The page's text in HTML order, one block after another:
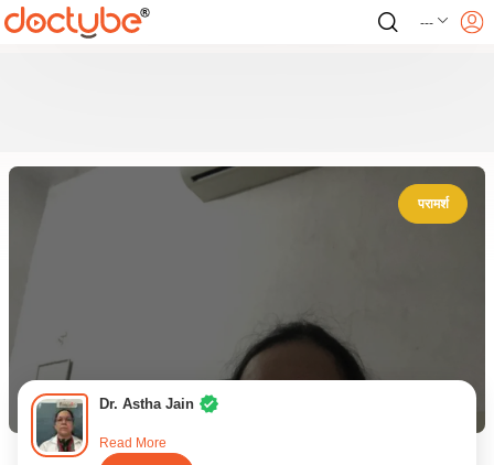
---
परामर्श
Dr. Astha Jain
Read More